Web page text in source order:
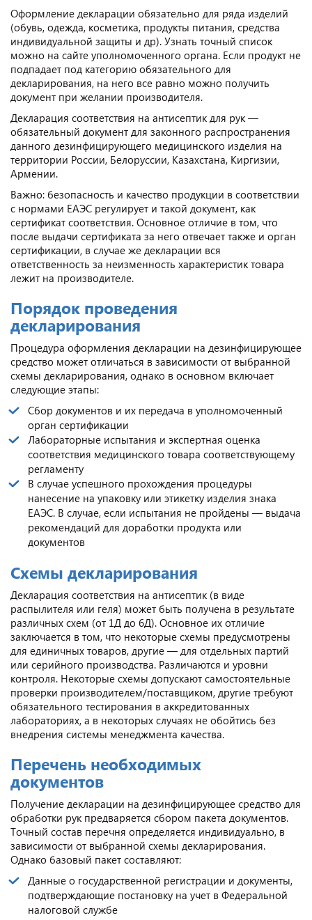
Оформление декларации обязательно для ряда изделий
(обувь, одежда, косметика, продукты питания, средства
индивидуальной защиты и др). Узнать точный список
можно на сайте уполномоченного органа. Если продукт не
подпадает под категорию обязательного для
декларирования, на него все равно можно получить
документ при желании производителя.
Декларация соответствия на антисептик для рук —
обязательный документ для законного распространения
данного дезинфицирующего медицинского изделия на
территории России, Белоруссии, Казахстана, Киргизии,
Армении.
Важно: безопасность и качество продукции в соответствии
с нормами ЕАЭС регулирует и такой документ, как
сертификат соответствия. Основное отличие в том, что
после выдачи сертификата за него отвечает также и орган
сертификации, в случае же декларации вся
ответственность за неизменность характеристик товара
лежит на производителе.
Порядок проведения
декларирования
Процедура оформления декларации на дезинфицирующее
средство может отличаться в зависимости от выбранной
схемы декларирования, однако в основном включает
следующие этапы:
Сбор документов и их передача в уполномоченный
орган сертификации
Лабораторные испытания и экспертная оценка
соответствия медицинского товара соответствующему
регламенту
В случае успешного прохождения процедуры
нанесение на упаковку или этикетку изделия знака
ЕАЭС. В случае, если испытания не пройдены — выдача
рекомендаций для доработки продукта или
документов
Схемы декларирования
Декларация соответствия на антисептик (в виде
распылителя или геля) может быть получена в результате
различных схем (от 1Д до 6Д). Основное их отличие
заключается в том, что некоторые схемы предусмотрены
для единичных товаров, другие — для отдельных партий
или серийного производства. Различаются и уровни
контроля. Некоторые схемы допускают самостоятельные
проверки производителем/поставщиком, другие требуют
обязательного тестирования в аккредитованных
лабораториях, а в некоторых случаях не обойтись без
внедрения системы менеджмента качества.
Перечень необходимых
документов
Получение декларации на дезинфицирующее средство для
обработки рук предваряется сбором пакета документов.
Точный состав перечня определяется индивидуально, в
зависимости от выбранной схемы декларирования.
Однако базовый пакет составляют:
Данные о государственной регистрации и документы,
подтверждающие постановку на учет в Федеральной
налоговой службе